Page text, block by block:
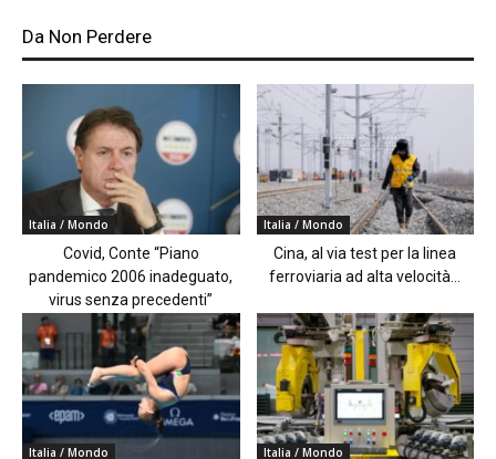
Da Non Perdere
Italia / Mondo
Covid, Conte “Piano
pandemico 2006 inadeguato,
virus senza precedenti”
Italia / Mondo
Cina, al via test per la linea
ferroviaria ad alta velocità...
Italia / Mondo Italia / Mondo